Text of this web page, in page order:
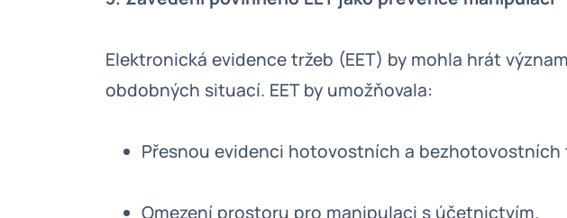
Elektronická evidence tržeb (EET) by mohla hrát
obdobných situací. EET by umožňovala:
Přesnou evidenci hotovostních a bezhotovostních
Omezení prostoru pro manipulaci s účetnictvím.